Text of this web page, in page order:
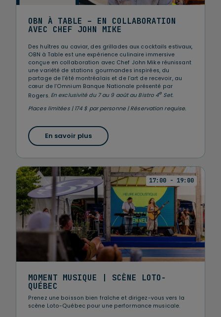
OBN À TABLE – EN COLLABORATION
AVEC CHEF JOHN MIKE
Des huîtres au caviar, des grillades aux cocktails estivaux,
OBN à Table est une expérience culinaire immersive
conçue en collaboration avec Chef John Mike réunissant
une variété de stations gourmandes inspirées, du
partage de l’été montréalais et de l’art de recevoir, au
cœur de l’Omnium Banque Nationale présenté par
Rogers. En exclusivité du 7 au 9 août au Bistro 4e Set.
Places limitées | 174 $ par personne | Réservation requise.
En savoir plus
17:00 - 19:00
MOMENT MUSIQUE | SCÈNE LOTO-
QUÉBEC
Prenez une boisson bien fraîche et dirigez-vous vers la
scène Loto-Québec pour une performance musicale.